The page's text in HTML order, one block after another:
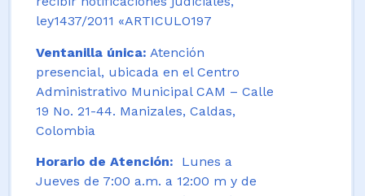
ley1437/2011 «ARTICULO197
Ventanilla única: Atención
presencial, ubicada en el Centro
Administrativo Municipal CAM – Calle
19 No. 21-44. Manizales, Caldas,
Colombia
Horario de Atención:
Lunes a
Jueves de 7:00 a.m. a 12:00 m y de